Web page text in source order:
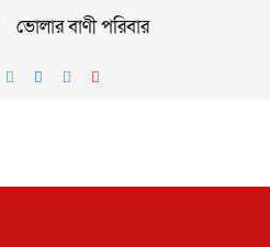
ভোলার বাণী পরিবার